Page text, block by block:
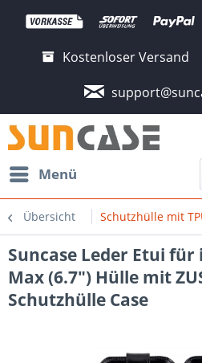
Kostenloser Versand
Menü
Übersicht Schutzhülle mit
Suncase Leder Etui für
Max (6.7") Hülle mit
Schutzhülle Case